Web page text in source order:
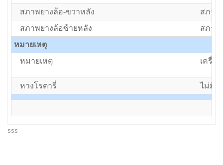
สภาพยางล้อ-ขวาหลัง
สภาพ
สภาพยางล้อซ้ายหลัง
สภาพ
หมายเหตุ
หมายเหตุ
เครื่อ
หางโรตารี่ ไม่มีโ
sss